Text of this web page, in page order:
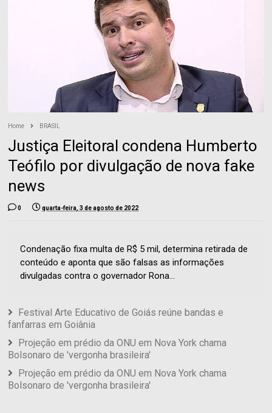
Home BRASIL
Justiça Eleitoral condena Humberto
Teófilo por divulgação de nova fake
news
0 quarta-feira, 3 de agosto de 2022
Condenação fixa multa de R$ 5 mil, determina retirada de
conteúdo e aponta que são falsas as informações
divulgadas contra o governador Rona...
Festival Arte Educativo de Goiás reúne bandas e
fanfarras em Goiânia
Projeção em prédio da ONU em Nova York chama
Bolsonaro de 'vergonha brasileira'
Projeção em prédio da ONU em Nova York chama
Bolsonaro de 'vergonha brasileira'